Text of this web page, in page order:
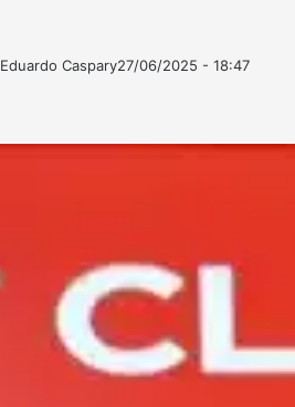
Eduardo CasparyFollow
Mande
27/06/2025 - 18:47